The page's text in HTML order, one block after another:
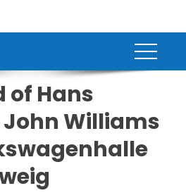
of Hans
Williams